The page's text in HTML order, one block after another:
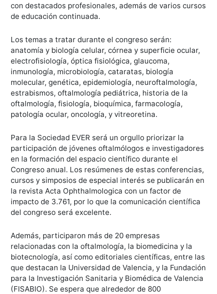
con destacados profesionales, además de varios cursos
de educación continuada.
Los temas a tratar durante el congreso serán:
anatomía y biología celular, córnea y superficie ocular,
electrofisiología, óptica fisiológica, glaucoma,
inmunología, microbiología, cataratas, biología
molecular, genética, epidemiología, neuroftalmología,
estrabismos, oftalmología pediátrica, historia de la
oftalmología, fisiología, bioquímica, farmacología,
patología ocular, oncología, y vitreoretina.
Para la Sociedad EVER será un orgullo priorizar la
participación de jóvenes oftalmólogos e investigadores
en la formación del espacio científico durante el
Congreso anual. Los resúmenes de estas conferencias,
cursos y simposios de especial interés se publicarán en
la revista Acta Ophthalmologica con un factor de
impacto de 3.761, por lo que la comunicación científica
del congreso será excelente.
Además, participaron más de 20 empresas
relacionadas con la oftalmología, la biomedicina y la
biotecnología, así como editoriales científicas, entre las
que destacan la Universidad de Valencia, y la Fundación
para la Investigación Sanitaria y Biomédica de Valencia
(FISABIO). Se espera que alrededor de 800